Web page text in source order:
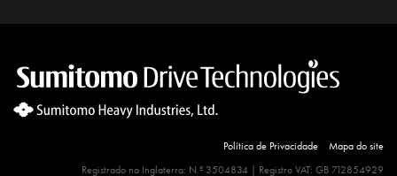
Política de Privacidade
Mapa do site
Registrado na Inglaterra: N.º 3504834 | Registro VAT: GB 712854929
Site Search 360 Error:There is no input element for the